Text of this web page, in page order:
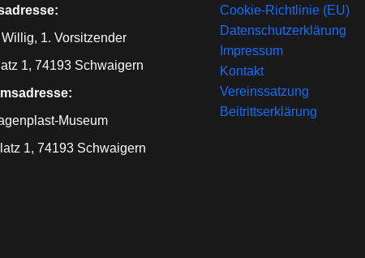
1. Vorsitzender
1, 74193 Schwaigern
Museum
1, 74193 Schwaigern
Cookie-Richtlinie (EU)
Datenschutzerklärung
Impressum
Kontakt
Vereinssatzung
Beitrittserklärung